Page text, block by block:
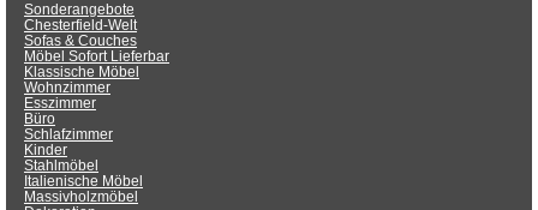
Sonderangebote
Chesterfield-Welt
Sofas & Couches
Möbel Sofort Lieferbar
Klassische Möbel
Wohnzimmer
Esszimmer
Büro
Schlafzimmer
Kinder
Stahlmöbel
Italienische Möbel
Massivholzmöbel